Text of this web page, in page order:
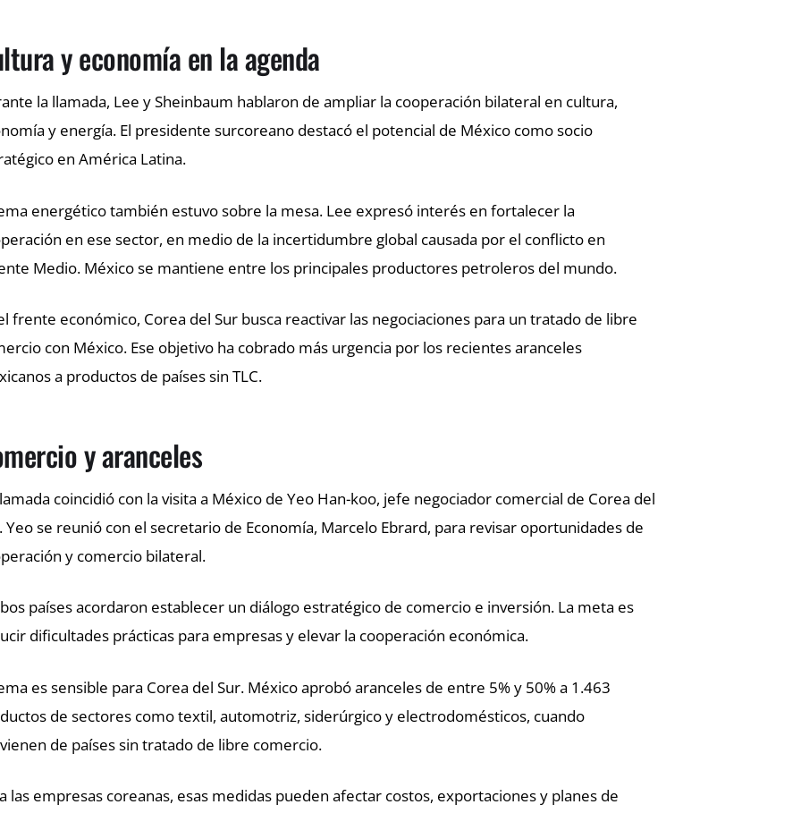
y economía en la agenda
la llamada, Lee y Sheinbaum hablaron de ampliar la cooperación bilateral en cultura,
y energía. El presidente surcoreano destacó el potencial de México como socio
en América Latina.
energético también estuvo sobre la mesa. Lee expresó interés en fortalecer la
en ese sector, en medio de la incertidumbre global causada por el conflicto en
Medio. México se mantiene entre los principales productores petroleros del mundo.
frente económico, Corea del Sur busca reactivar las negociaciones para un tratado de libre
con México. Ese objetivo ha cobrado más urgencia por los recientes aranceles
a productos de países sin TLC.
y aranceles
coincidió con la visita a México de Yeo Han-koo, jefe negociador comercial de Corea del
Yeo se reunió con el secretario de Economía, Marcelo Ebrard, para revisar oportunidades de
y comercio bilateral.
países acordaron establecer un diálogo estratégico de comercio e inversión. La meta es
dificultades prácticas para empresas y elevar la cooperación económica.
es sensible para Corea del Sur. México aprobó aranceles de entre 5% y 50% a 1.463
de sectores como textil, automotriz, siderúrgico y electrodomésticos, cuando
de países sin tratado de libre comercio.
las empresas coreanas, esas medidas pueden afectar costos, exportaciones y planes de